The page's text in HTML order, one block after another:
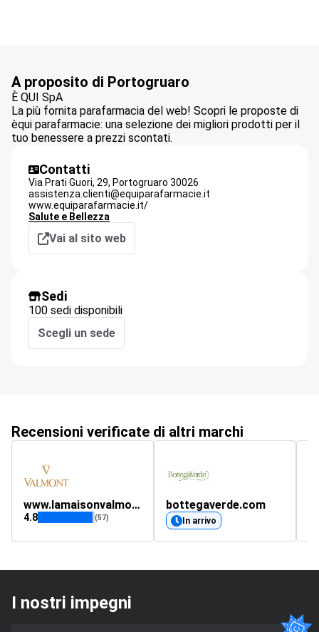
A proposito di Portogruaro
È QUI SpA
La più fornita parafarmacia del web! Scopri le proposte di
èqui parafarmacie: una selezione dei migliori prodotti per il
tuo benessere a prezzi scontati.
Contatti
Via Prati Guori, 29, Portogruaro 30026
assistenza.clienti@equiparafarmacie.it
www.equiparafarmacie.it/
Salute e Bellezza
Vai al sito web
Sedi
100 sedi disponibili
Scegli un sede
Recensioni verificate di altri marchi
www.lamaisonvalmont.com
4.8 (57)
bottegaverde.com
In arrivo
I nostri impegni